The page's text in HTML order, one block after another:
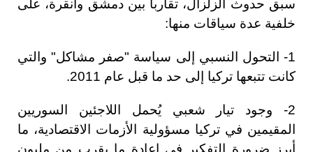
سبق حدوث الزلزال، تقاربا بين دمشق وأنقرة، على
خلفية عدة سياقات منها:
1- التحول النسبي إلى سياسة "صفر مشاكل" والتي
كانت تتبعها تركيا إلى حد ما قبل عام 2011.
2- وجود تيار شعبي يُحمل اللاجئين السوريين
المقيمين في تركيا مسؤولية الأزمات الاقتصادية، ما
أبرز ضرورة التفكير في إعادة ما يقرب من مليون